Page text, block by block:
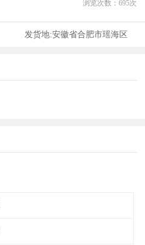
浏览次数： 695次
发货地:安徽省合肥市瑶海区